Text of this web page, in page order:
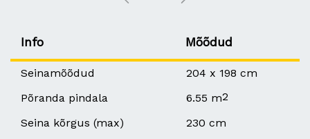
Info Mõõdud
Seinamõõdud
204 x 198 cm
Põranda pindala
6.55 m2
Seina kõrgus (max)
230 cm